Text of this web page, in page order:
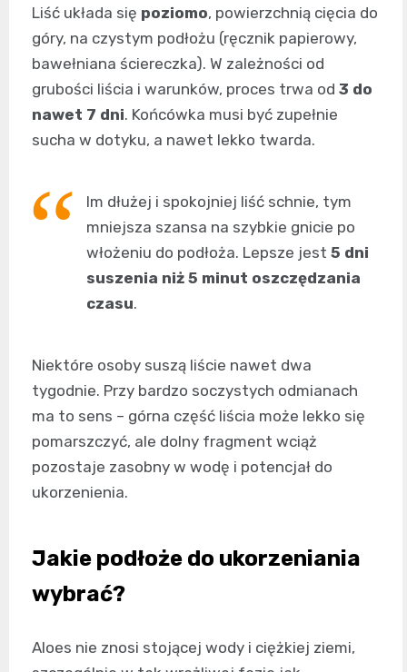
Liść układa się poziomo, powierzchnią cięcia do
góry, na czystym podłożu (ręcznik papierowy,
bawełniana ściereczka). W zależności od
grubości liścia i warunków, proces trwa od 3 do
nawet 7 dni. Końcówka musi być zupełnie
sucha w dotyku, a nawet lekko twarda.
Im dłużej i spokojniej liść schnie, tym
mniejsza szansa na szybkie gnicie po
włożeniu do podłoża. Lepsze jest 5 dni
suszenia niż 5 minut oszczędzania
czasu.
Niektóre osoby suszą liście nawet dwa
tygodnie. Przy bardzo soczystych odmianach
ma to sens – górna część liścia może lekko się
pomarszczyć, ale dolny fragment wciąż
pozostaje zasobny w wodę i potencjał do
ukorzenienia.
Jakie podłoże do ukorzeniania
wybrać?
Aloes nie znosi stojącej wody i ciężkiej ziemi,